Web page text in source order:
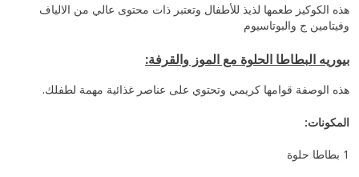
هذه الكوكيز طعمها لذيذ للأطفال وتعتبر ذات محتوى عالي من الالياف
وفيتامين ج والبوتاسيوم
بيوريه البطاطا الحلوة مع الموز والقرفة:
هذه الوصفة قوامها كريمي وتحتوي على عناصر غذائية مهمة لطفلك.
المكونات:
1 بطاطا حلوة